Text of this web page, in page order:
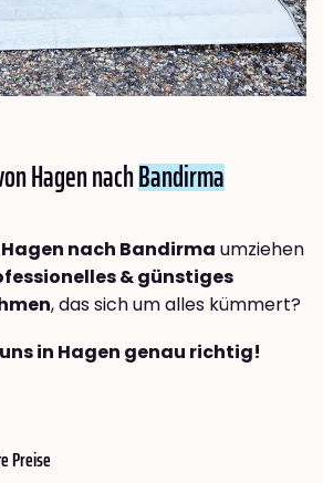
Hagen nachBandirma
nach Bandirma umziehen
& günstiges
, das sich um alles kümmert?
in Hagen genau richtig!
Preise